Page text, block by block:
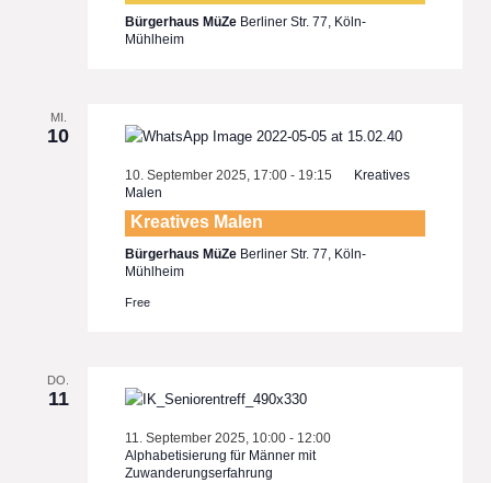
Bürgerhaus MüZe Berliner Str. 77, Köln-
Mühlheim
MI.
10
10. September 2025, 17:00 - 19:15
Kreatives
Malen
Kreatives Malen
Bürgerhaus MüZe Berliner Str. 77, Köln-
Mühlheim
Free
DO.
11
11. September 2025, 10:00 - 12:00
Alphabetisierung für Männer mit
Zuwanderungserfahrung